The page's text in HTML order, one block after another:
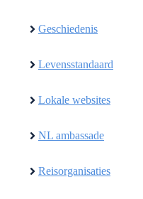
Geschiedenis
Levensstandaard
Lokale websites
NL ambassade
Reisorganisaties